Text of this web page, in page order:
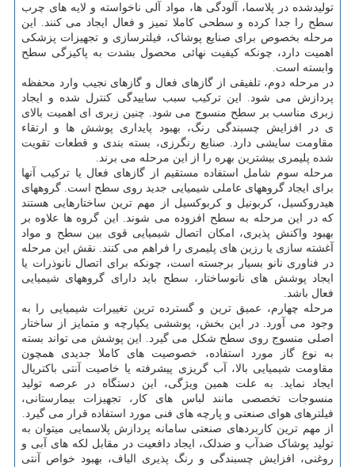
تولیدشده در پلاسما، آلودگی ها، مواد آلی ناخواسته و لایه های چرب
سطح را جدا کرده و سطحی کاملا تمیز و فعال ایجاد می کنند. این
مرحله بخصوص برای صنایع پوشاک، فیلترسازی و تجهیزات پزشکی
اهمیت دارد، چونکه کیفیت نهائی محصول بشدت به پاکیزگی سطح
وابسته است.
در مرحله دوم، تلفیقی از گازهای فعال و گازهای نجیب وارد محفظه
پردازش می شود. این ترکیب سبب ساییدگی کنترل شده و ایجاد
زبری مناسب بر سطح منسوج می شود. چنین زبری ای اهمیت بالای
ی در افزایش چسبندگی رنگ، بهبود پایداری پوشش ها و ارتقاء
مقاومت سایشی دارد. صنایع رنگرزی، بسته بندی و قطعات تقویت
شده پلیمری بیشترین بهره را از این مرحله می برند.
مرحله سوم شامل استفاده مستقیم از گازهای فعال یا ترکیب آنها
برای ایجاد گروههای عاملی شیمیایی جدید روی سطح است. گروههای
هیدروکسیل، کربونیل و کربوکسیل از مهم ترین ساختارهایی هستند
که در این مرحله به سطح افزوده می شوند. این گروه ها علاوه بر
بهبود واکنش پذیری، امکان اتصال شیمیایی قوی بین سطح و مواد
آغشته سازی یا رزین های پلیمری را فراهم می کنند. نقش این مرحله
در فناوری نانو بسیار برجسته است، چونکه برای اتصال نانوذرات یا
ایجاد پوشش های نانوساختار، سطح باید دارای گروههای شیمیایی
فعال باشد.
مرحله چهارم، عمیق ترین و گسترده ترین تغییرات شیمیایی را به
وجود می آورد. در این بخش، پوششی یکپارچه و متمایز از ساختار
اصلی منسوج روی سطح شکل می گیرد. این پوشش می تواند بسته
به نوع گاز مورد استفاده، خصوصیت های کاملا جدیدی همچون
مقاومت شیمیایی بالا، آب گریزی پیشرفته یا خاصیت آنتی باکتریال
ایجاد نماید. به علت همین ویژگی، این دستگاه در عرصه تولید
منسوجات تخصصی مانند لباس های کار، تجهیزات بیمارستانی،
فیلترهای هوای صنعتی و پارچه های فنی مورد استفاده قرار می گیرد.
از مهم ترین کاربردهای صنعتی سامانه پردازش پلاسمایی میتوان به
تولید پوشاک ضدآب و ضدلک، ایجاد دافعیت در مقابل لکه های آبی و
روغنی، افزایش چسبندگی و رنگ پذیری الیاف، بهبود خواص آنتی